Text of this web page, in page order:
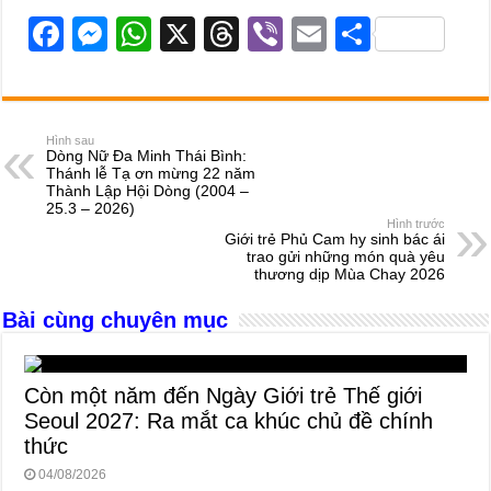
F
c
e
b
o
M
ss
e
n
g
W
at
s
A
p
X
T
e
d
Vi
er
E
ail
S
ar
Hình sau
Dòng Nữ Đa Minh Thái Bình:
Thánh lễ Tạ ơn mừng 22 năm
Thành Lập Hội Dòng (2004 –
25.3 – 2026)
Hình trước
Giới trẻ Phủ Cam hy sinh bác ái
trao gửi những món quà yêu
thương dịp Mùa Chay 2026
Bài cùng chuyên mục
Còn một năm đến Ngày Giới trẻ Thế giới
Seoul 2027: Ra mắt ca khúc chủ đề chính
thức
04/08/2026